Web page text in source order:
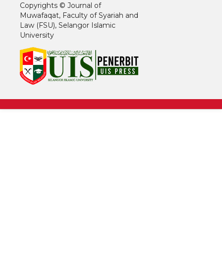
Copyrights © Journal of
Muwafaqat, Faculty of Syariah and
Law (FSU), Selangor Islamic
University